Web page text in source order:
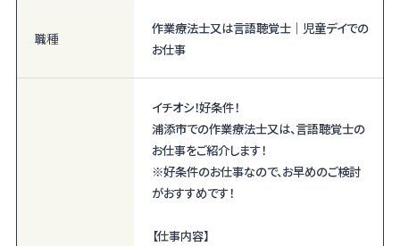
職種
作業療法士又は言語聴覚士｜児童デイでの
お仕事
イチオシ！好条件！
浦添市での作業療法士又は、言語聴覚士の
お仕事をご紹介します！
※好条件のお仕事なので、お早めのご検討
がおすすめです！
【仕事内容】